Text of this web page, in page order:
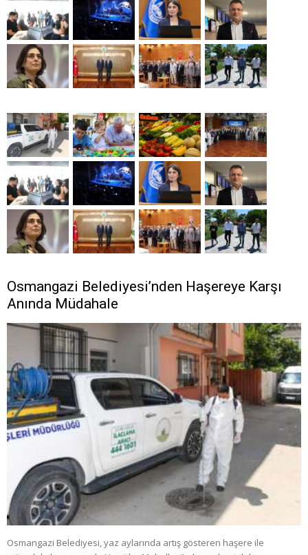
Osmangazi Belediyesi’nden Haşereye Karşı
Anında Müdahale
Osmangazi Belediyesi, yaz aylarında artış gösteren haşere ile